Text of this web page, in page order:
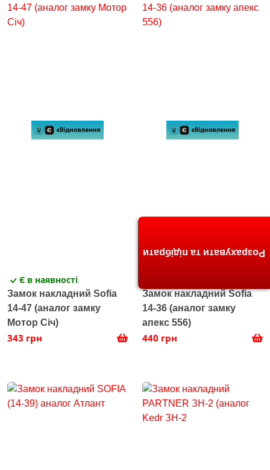
Є в наявності
Замок накладний Sofia
14-47 (аналог замку
Мотор Січ)
343 грн
Замок накладний Sofia
14-36 (аналог замку
апекс 556)
440 грн
Розрахувати та підібрати